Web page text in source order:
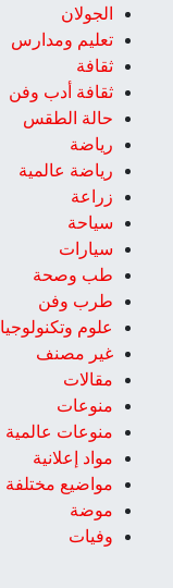
الجولان
تعليم ومدارس
ثقافة
ثقافة أدب وفن
حالة الطقس
رياضة
رياضة عالمية
زراعة
سياحة
سيارات
طب وصحة
طرب وفن
علوم وتكنولوجيا
غير مصنف
مقالات
منوعات
منوعات عالمية
مواد إعلانية
مواضيع مختلفة
موضة
وفيات